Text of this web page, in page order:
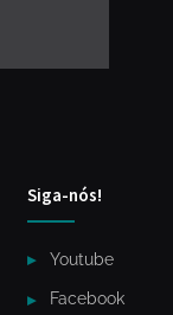
Siga-nós!
Youtube
Facebook